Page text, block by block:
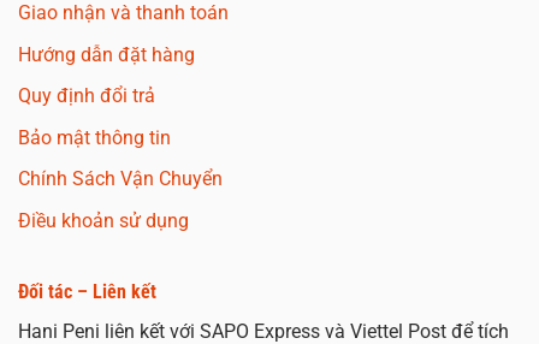
Giao nhận và thanh toán
Hướng dẫn đặt hàng
Quy định đổi trả
Bảo mật thông tin
Chính Sách Vận Chuyển
Điều khoản sử dụng
Đối tác – Liên kết
Hani Peni liên kết với SAPO Express và Viettel Post để tích